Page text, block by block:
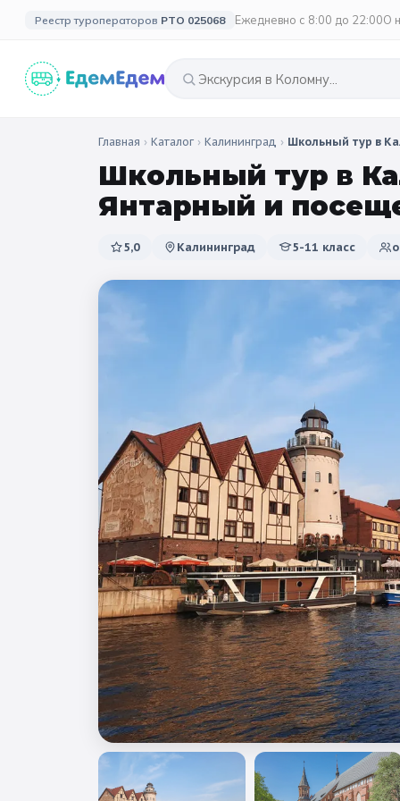
Реестр туроператоров РТО 025068 Ежедневно с 8:00 до 22:00О
🎉 ПО ПРАЗДНИКАМ
Все праздники
🗳️ 18 сентября
🎄 Новогодние
🎓 Выпускные 4 класса
🗓️ ПО КАНИКУЛАМ
🍂 Осенние ❄️
📚 ПО ПРЕДМЕТАМ
Все предметы Литература История
🗓️ ПО ДЛИТЕЛЬНОСТИ
Однодневные 2 дня / 1 ночь
🎉
🍂
🎄
🌷
🎓
☀️ Летние
Главная › Каталог › Калининград › Школьный тур в
Школьный тур в
Янтарный и
5,0 Калининград 5-11 класс